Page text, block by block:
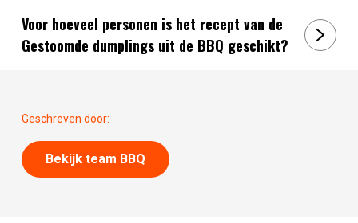
Voor hoeveel personen is het recept van de
Gestoomde dumplings uit de BBQ geschikt?
Geschreven door:
Bekijk team BBQ